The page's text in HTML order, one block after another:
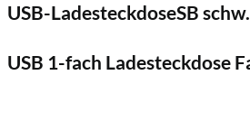
USB-LadesteckdoseSB schw.
USB 1-fach Ladesteckdose